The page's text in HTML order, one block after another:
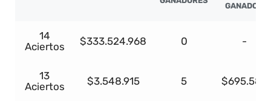
GANADOR
14
Aciertos
$333.524.968 0 -
13
Aciertos
$3.548.915 5 $695.587